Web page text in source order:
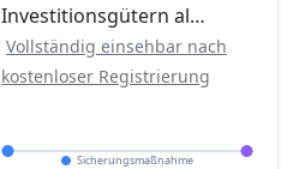
Investitionsgütern al…
Vollständig einsehbar nach
kostenloser Registrierung
Sicherungsmaßnahme